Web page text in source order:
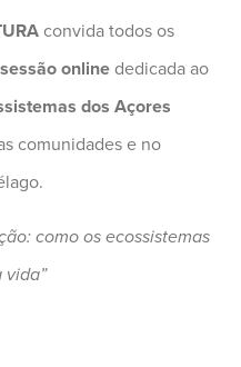
convida todos os
sessão online dedicada ao
dos Açores
comunidades e no
como os ecossistemas
vida”